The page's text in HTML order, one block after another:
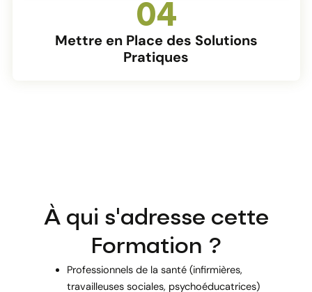
04
Mettre en Place des Solutions
Pratiques
À qui s'adresse cette
Formation ?
Professionnels de la santé (infirmières,
travailleuses sociales, psychoéducatrices)